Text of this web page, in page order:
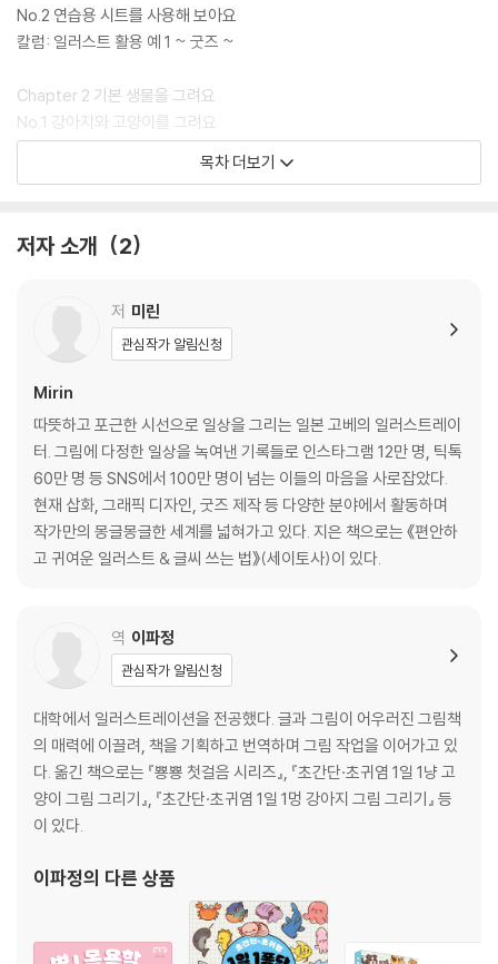
No.2 연습용 시트를 사용해 보아요
칼럼: 일러스트 활용 예 1 ~ 굿즈 ~
Chapter 2 기본 생물을 그려요
No.1 강아지와 고양이를 그려요
No.2 동그라미를 사용해 동물을 그려요 1
No.3 동그라미를 사용해 동물을 그려요 2
No.6 모양이 복잡한 동물에 도전해요 1
No.8 바다 생물을 그려요 1
No.9 바다 생물을 그려요 2
No.10 바다 생물을 그려요 3
No.11 곤충을 그려요 1
No.12 곤충을 그려요 2
No.13 공룡을 그려요
칼럼: 일러스트 활용 예 2 ~일기와 SNS ~
Chapter 3 시끌벅적한 일상을 그려요
No.1 디저트를 그려요 1
No.4 과일과 채소를 그려요 1
No.5 과일과 채소를 그려요 2
No.6 과일과 채소를 그려요 3
No.7 맛있는 음식을 그려요
No.8 조리 도구를 그려요
No.9 다양한 식물을 그려요 1
No.10 다양한 식물을 그려요 2
No.11 다양한 식물을 그려요 3
No.13 메이크업 도구를 그려요
칼럼: 여러 가지 표정을 그려요
Chapter 4 계절과 취미에 관련된 일러스트
목차 더보기
저자 소개 2
저 미린
관심작가 알림신청
Mirin
따뜻하고 포근한 시선으로 일상을 그리는 일본 고베의 일러스트레이
터. 그림에 다정한 일상을 녹여낸 기록들로 인스타그램 12만 명, 틱톡
60만 명 등 SNS에서 100만 명이 넘는 이들의 마음을 사로잡았다.
현재 삽화, 그래픽 디자인, 굿즈 제작 등 다양한 분야에서 활동하며
작가만의 몽글몽글한 세계를 넓혀가고 있다. 지은 책으로는 《편안하
고 귀여운 일러스트 & 글씨 쓰는 법》(세이토사)이 있다.
역 이파정
관심작가 알림신청
대학에서 일러스트레이션을 전공했다. 글과 그림이 어우러진 그림책
의 매력에 이끌려, 책을 기획하고 번역하며 그림 작업을 이어가고 있
다. 옮긴 책으로는 『뿅뿅 첫걸음 시리즈』, 『초간단·초귀염 1일 1냥 고
양이 그림 그리기』, 『초간단·초귀염 1일 1멍 강아지 그림 그리기』 등
이 있다.
이파정의 다른 상품